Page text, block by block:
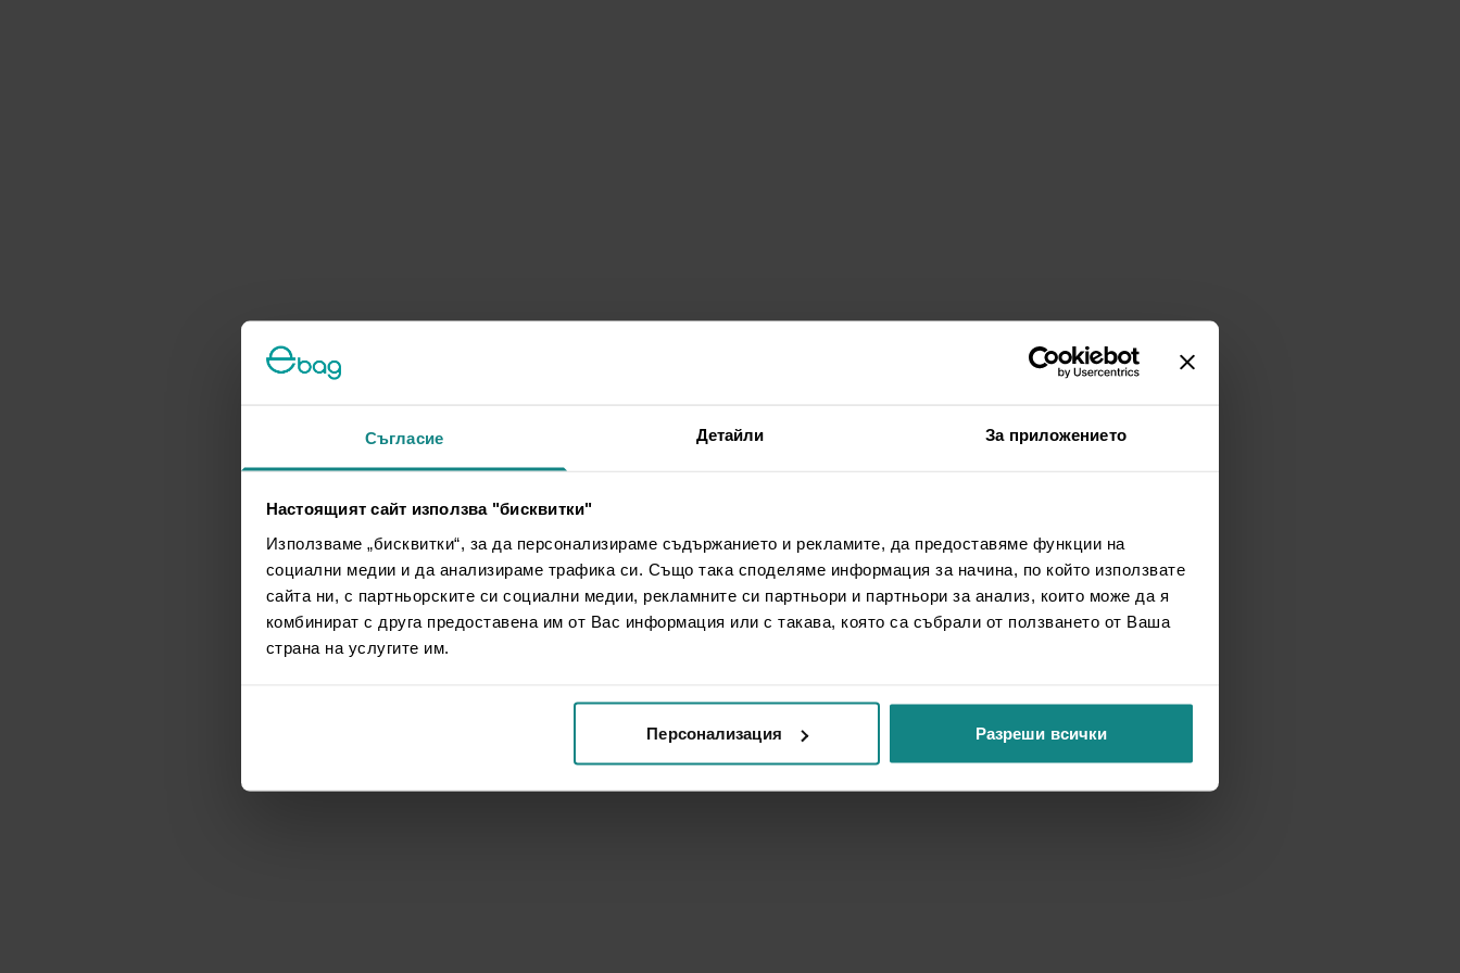
Съгласие Детайли За приложението
Настоящият сайт използва "бисквитки"
Използваме „бисквитки“, за да персонализираме съдържанието и рекламите, да предоставяме функции на
социални медии и да анализираме трафика си. Също така споделяме информация за начина, по който използвате
сайта ни, с партньорските си социални медии, рекламните си партньори и партньори за анализ, които може да я
комбинират с друга предоставена им от Вас информация или с такава, която са събрали от ползването от Ваша
страна на услугите им.
Персонализация Разреши всички